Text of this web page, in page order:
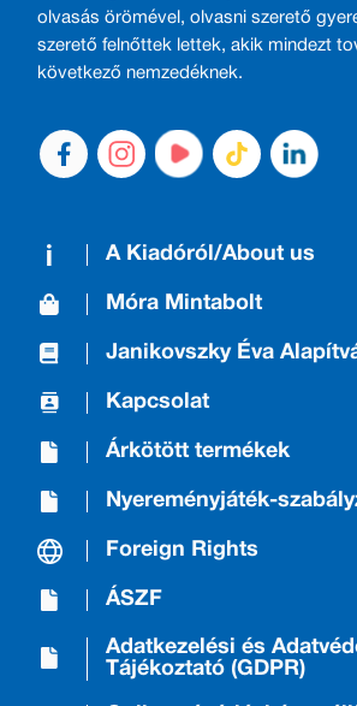
olvasás örömével, olvasni szerető
szerető felnőttek lettek, akik mindezt
következő nemzedéknek.
A Kiadóról/About us
Móra Mintabolt
Janikovszky Éva
Kapcsolat
Árkötött termékek
Nyereményjáték-
Foreign Rights
ÁSZF
Adatkezelési és
Tájékoztató (GDPR)